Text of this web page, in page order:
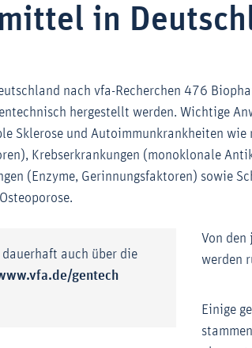
in
nach vfa-Recherchen 476
hergestellt werden. Wichtige
Sklerose und Autoimmunkrankheiten
Krebserkrankungen (monoklonale
(Enzyme, Gerinnungsfaktoren) sowie
dauerhaft auch über die
gentech
Von
werden
Einige